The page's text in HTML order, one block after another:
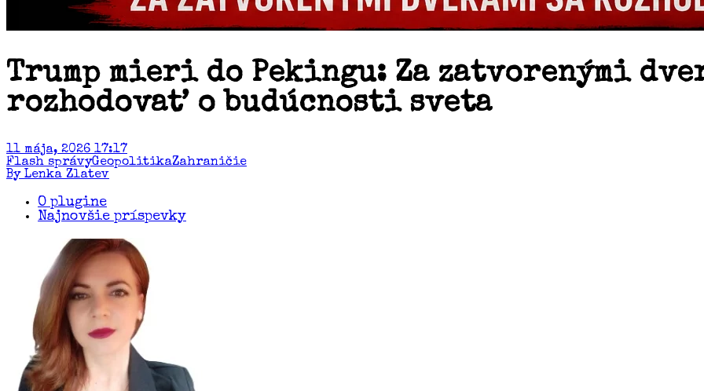
Trump mieri do Pekingu: Za zatvorenými
rozhodovať o budúcnosti sveta
11 mája, 2026 17:17
Flash správyGeopolitikaZahraničie
By Lenka Zlatev
O plugine
Najnovšie príspevky